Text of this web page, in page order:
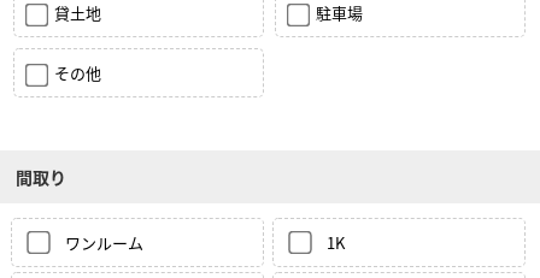
貸土地 駐車場
その他
間取り
ワンルーム 1K